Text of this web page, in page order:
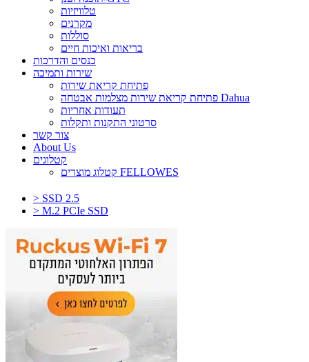
טלוויזיות
מקרנים
סוללות
בריאות ואיכות חיים
כנסים והדרכות
שירות ותמיכה
פתיחת קריאת שירות
פתיחת קריאת שירות מצלמות אבטחה Dahua
תעודות אחריות
סרטוני התקנות ותקלות
צור קשר
About Us
קטלוגים
קטלוג מוצרים FELLOWES
> SSD 2.5
> M.2 PCIe SSD